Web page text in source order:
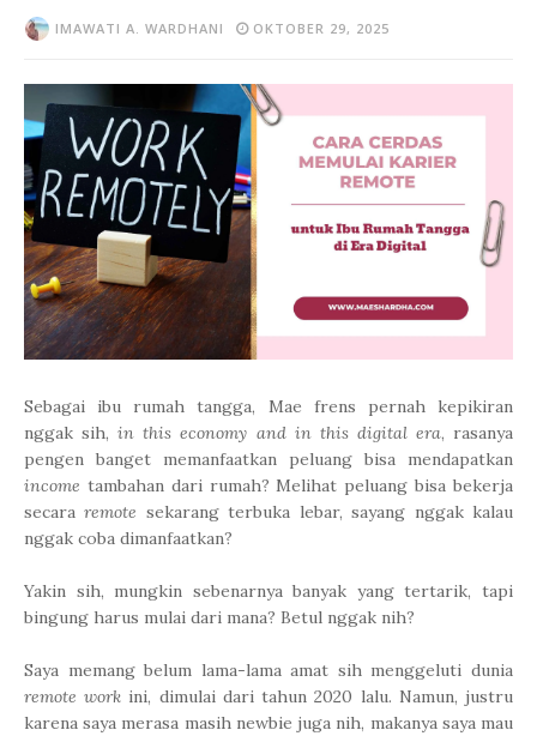
IMAWATI A. WARDHANI OKTOBER 29, 2025
Sebagai ibu rumah tangga, Mae frens pernah kepikiran
nggak sih,in this economy and in this digital era, rasanya
pengen banget memanfaatkan peluang bisa mendapatkan
income tambahan dari rumah? Melihat peluang bisa bekerja
secararemote sekarang terbuka lebar, sayang nggak kalau
nggak coba dimanfaatkan?
Yakin sih, mungkin sebenarnya banyak yang tertarik, tapi
bingung harus mulai dari mana? Betul nggak nih?
Saya memang belum lama-lama amat sih menggeluti dunia
remote work ini, dimulai dari tahun 2020 lalu. Namun, justru
karena saya merasa masih newbie juga nih, makanya saya mau